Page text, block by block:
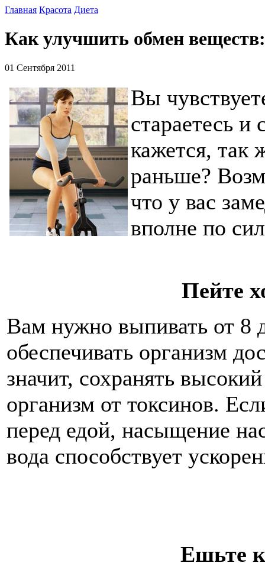
Главная Красота Диета
Как улучшить обмен
01 Сентября 2011
Вы
стараетесь и
кажется, так
раньше?
что у вас
вполне по
Пейте
Вам нужно выпивать от 8
обеспечивать организм
значит, сохранять
организм от токсинов.
перед едой, насыщение
вода способствует
Ешьте